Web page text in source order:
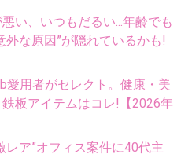
い、いつもだるい...年齢でも
外な原因”が隠れているかも!
愛用者がセレクト。健康・美
板アイテムはコレ!【2026年
レア”オフィス案件に40代主